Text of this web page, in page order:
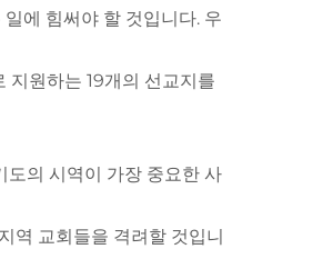
에 힘써야 할 것입니다. 우
지원하는 19개의 선교지를
도의 시역이 가장 중요한 사
역 교회들을 격려할 것입니